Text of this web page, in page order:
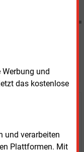
und
das kostenlose
und verarbeiten
Plattformen. Mit
(KIT) untersucht
und
lesen?
Beitrag für